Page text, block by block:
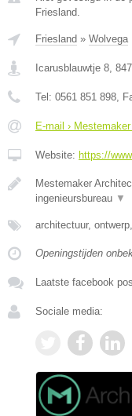
Friesland.
Friesland » Wolvega|
Icarusblauwtje 8,
Tel: 0561 851 898,
E-mail ›
Website: https://
Mestemaker
ingenieursbureau ▼
architectuur,
Openingstijden
Laatste facebook
Sociale media: